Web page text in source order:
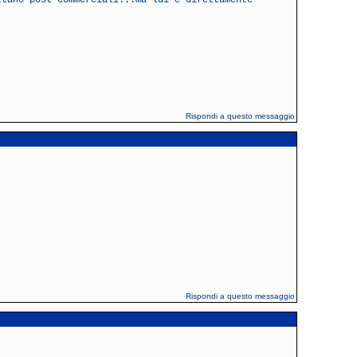
Rispondi a questo messaggio
Rispondi a questo messaggio